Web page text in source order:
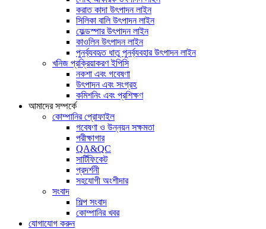
করাত কাদা উৎপাদন লাইন
সিলিকা বালি উৎপাদন লাইন
ফেল্ডস্পার উৎপাদন লাইন
কাওলিন উৎপাদন লাইন
পুনর্ব্যবহৃত ধাতু পুনর্ব্যবহার উৎপাদন লাইন
খনিজ প্রক্রিয়াকরণ ইপিসি
নকশা এবং গবেষণা
উৎপাদন এবং সংগ্রহ
কমিশনিং এবং প্রশিক্ষণ
আমাদের সম্পর্কে
কোম্পানির প্রোফাইল
গবেষণা ও উন্নয়ন সক্ষমতা
পরীক্ষাগার
QA&QC
সার্টিফিকেট
প্রদর্শনী
সহযোগী অংশীদার
সংবাদ
শিল্প সংবাদ
কোম্পানির খবর
যোগাযোগ করুন